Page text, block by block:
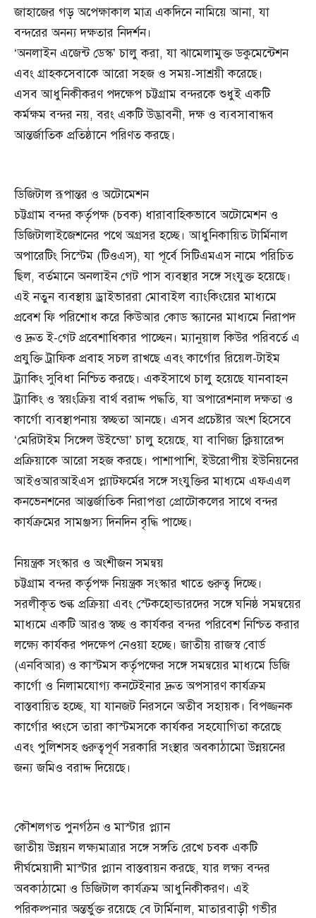
জাহাজের গড় অপেক্ষাকাল মাত্র একদিনে নামিয়ে আনা, যা
বন্দরের অনন্য দক্ষতার নিদর্শন।
‘অনলাইন এজেন্ট ডেস্ক’ চালু করা, যা ঝামেলামুক্ত ডকুমেন্টেশন
এবং গ্রাহকসেবাকে আরো সহজ ও সময়-সাশ্রয়ী করেছে।
এসব আধুনিকীকরণ পদক্ষেপ চট্টগ্রাম বন্দরকে শুধুই একটি
কর্মক্ষম বন্দর নয়, বরং একটি উদ্ভাবনী, দক্ষ ও ব্যবসাবান্ধব
আন্তর্জাতিক প্রতিষ্ঠানে পরিণত করছে।
ডিজিটাল রূপান্তর ও অটোমেশন
চট্টগ্রাম বন্দর কর্তৃপক্ষ (চবক) ধারাবাহিকভাবে অটোমেশন ও
ডিজিটালাইজেশনের পথে অগ্রসর হচ্ছে। আধুনিকায়িত টার্মিনাল
অপারেটিং সিস্টেম (টিওএস), যা পূর্বে সিটিএমএস নামে পরিচিত
ছিল, বর্তমানে অনলাইন গেট পাস ব্যবস্থার সঙ্গে সংযুক্ত হয়েছে।
এই নতুন ব্যবস্থায় ড্রাইভাররা মোবাইল ব্যাংকিংয়ের মাধ্যমে
প্রবেশ ফি পরিশোধ করে কিউআর কোড স্ক্যানের মাধ্যমে নিরাপদ
ও দ্রুত ই-গেট প্রবেশাধিকার পাচ্ছেন। ম্যানুয়াল কিউর পরিবর্তে এ
প্রযুক্তি ট্রাফিক প্রবাহ সচল রাখছে এবং কার্গোর রিয়েল-টাইম
ট্র্যাকিং সুবিধা নিশ্চিত করছে। একইসাথে চালু হয়েছে যানবাহন
ট্র্যাকিং ও স্বয়ংক্রিয় বার্থ বরাদ্দ পদ্ধতি, যা অপারেশনাল দক্ষতা ও
কার্গো ব্যবস্থাপনায় স্বচ্ছতা আনছে। এসব প্রচেষ্টার অংশ হিসেবে
‘মেরিটাইম সিঙ্গেল উইন্ডো’ চালু হয়েছে, যা বাণিজ্য ক্লিয়ারেন্স
প্রক্রিয়াকে আরো সহজ করছে। পাশাপাশি, ইউরোপীয় ইউনিয়নের
আইওআরআইএস প্ল্যাটফর্মের সঙ্গে সংযুক্তির মাধ্যমে এফএএল
কনভেনশনের আন্তর্জাতিক নিরাপত্তা প্রোটোকলের সাথে বন্দর
কার্যক্রমের সামঞ্জস্য দিনদিন বৃদ্ধি পাচ্ছে।
নিয়ন্ত্রক সংস্কার ও অংশীজন সমন্বয়
চট্টগ্রাম বন্দর কর্তৃপক্ষ নিয়ন্ত্রক সংস্কার খাতে গুরুত্ব দিচ্ছে।
সরলীকৃত শুল্ক প্রক্রিয়া এবং স্টেকহোল্ডারদের সঙ্গে ঘনিষ্ঠ সমন্বয়ের
মাধ্যমে একটি আরও স্বচ্ছ ও কার্যকর বন্দর পরিবেশ নিশ্চিত করার
লক্ষ্যে কার্যকর পদক্ষেপ নেওয়া হচ্ছে। জাতীয় রাজস্ব বোর্ড
(এনবিআর) ও কাস্টমস কর্তৃপক্ষের সঙ্গে সমন্বয়ের মাধ্যমে ডিজি
কার্গো ও নিলামযোগ্য কনটেইনার দ্রুত অপসারণ কার্যক্রম
বাস্তবায়িত হচ্ছে, যা যানজট নিরসনে অতীব সহায়ক। বিপজ্জনক
কার্গোর ধ্বংসে তারা কাস্টমসকে কার্যকর সহযোগিতা করেছে
এবং পুলিশসহ গুরুত্বপূর্ণ সরকারি সংস্থার অবকাঠামো উন্নয়নের
জন্য জমিও বরাদ্দ দিয়েছে।
কৌশলগত পুনর্গঠন ও মাস্টার প্ল্যান
জাতীয় উন্নয়ন লক্ষ্যমাত্রার সঙ্গে সঙ্গতি রেখে চবক একটি
দীর্ঘমেয়াদী মাস্টার প্ল্যান বাস্তবায়ন করছে, যার লক্ষ্য বন্দর
অবকাঠামো ও ডিজিটাল কার্যক্রম আধুনিকীকরণ। এই
পরিকল্পনার অন্তর্ভুক্ত রয়েছে বে টার্মিনাল, মাতারবাড়ী গভীর